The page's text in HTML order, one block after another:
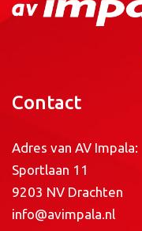
Contact
Adres van AV Impala:
Sportlaan 11
9203 NV Drachten
info@avimpala.nl